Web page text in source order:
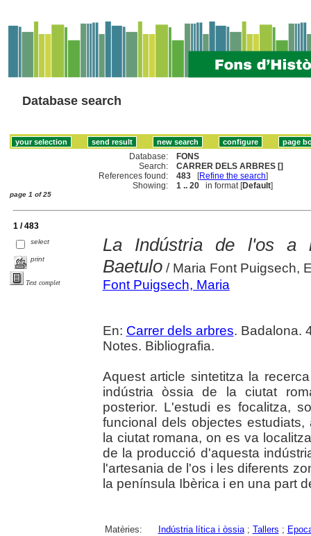
Database search
Database:
FONS
Search:
CARRER DELS ARBRES []
References found:
483 [Refine the search]
Showing:
1 .. 20 in format [Default]
page 1 of 25
1 / 483
select
print
Text complet
La Indústria de l'os a
Baetulo/ Maria Font Puigsech,
Font Puigsech, Maria
En: Carrer dels arbres. Badalona.
Notes. Bibliografia.
Aquest article sintetitza la
indústria òssia de la ciutat
posterior. L'estudi es focalitza,
funcional dels objectes
la ciutat romana, on es va
de la producció d'aquesta
l'artesania de l'os i les diferents
la península Ibèrica i en una part
Matèries: Indústria lítica i òssia; Tallers ;